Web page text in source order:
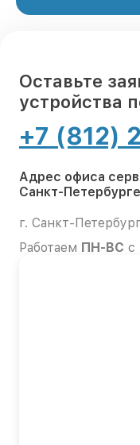
Оставьте
устройства
+7 (812)
Адрес офиса
Санкт-Петербурге
г. Санкт-
Работаем ПН-ВС с